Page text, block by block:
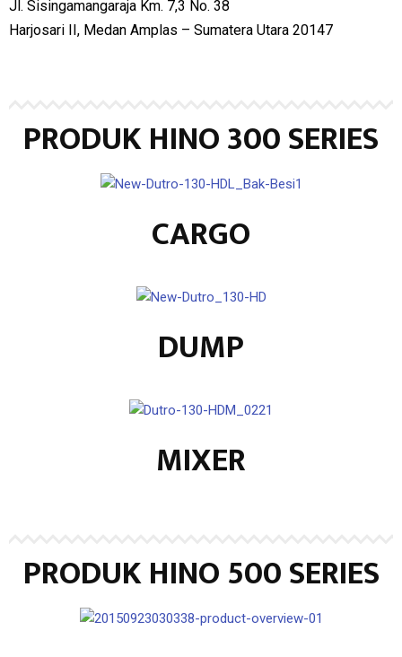
Jl. Sisingamangaraja Km. 7,3 No. 38
Harjosari II, Medan Amplas – Sumatera Utara 20147
PRODUK HINO 300 SERIES
CARGO
DUMP
MIXER
PRODUK HINO 500 SERIES